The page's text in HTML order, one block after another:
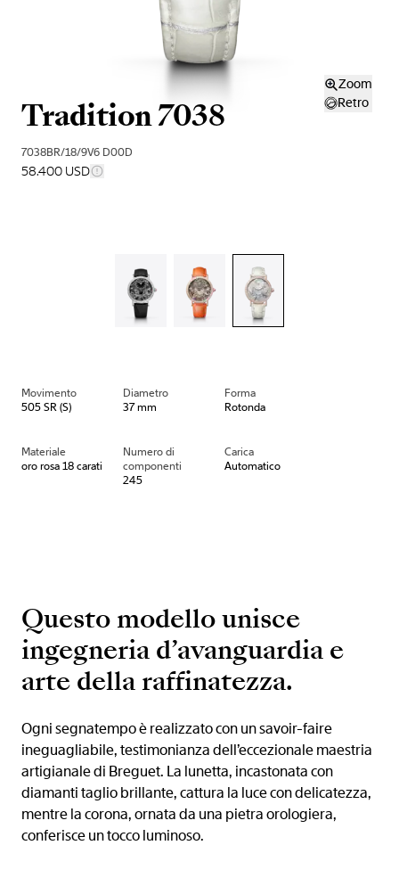
Zoom
Retro
Tradition 7038
7038BR/18/9V6 D00D
58.400 USD
Movimento
505 SR (S)
Diametro
37 mm
Forma
Rotonda
Materiale
oro rosa 18 carati
Numero di
componenti
245
Carica
Automatico
Questo modello unisce
ingegneria d’avanguardia e
arte della raffinatezza.
Ogni segnatempo è realizzato con un savoir-faire
ineguagliabile, testimonianza dell’eccezionale maestria
artigianale di Breguet. La lunetta, incastonata con
diamanti taglio brillante, cattura la luce con delicatezza,
mentre la corona, ornata da una pietra orologiera,
conferisce un tocco luminoso.